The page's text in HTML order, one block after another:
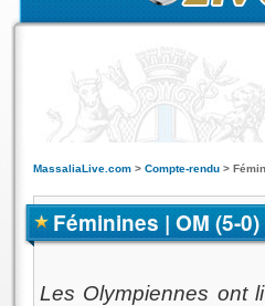
MassaliaLive.com > Compte-rendu >
Féminines | OM (5-
Les Olympiennes ont